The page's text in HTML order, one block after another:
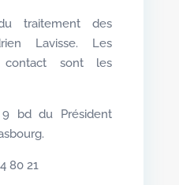
traitement des
Lavisse. Les
contact sont les
bd du Président
80 21